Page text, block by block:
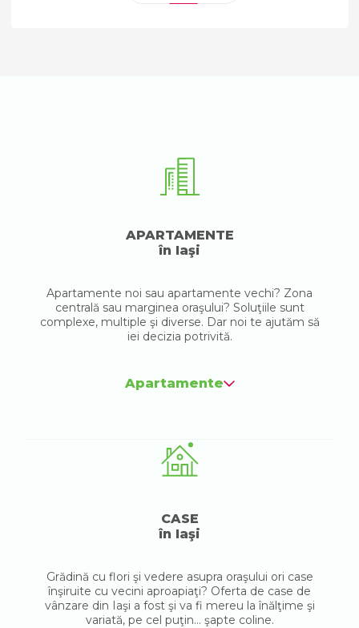
APARTAMENTE
în Iaşi
Apartamente noi sau apartamente vechi? Zona
centrală sau marginea oraşului? Soluţiile sunt
complexe, multiple şi diverse. Dar noi te ajutăm să
iei decizia potrivită.
Apartamente
CASE
în Iaşi
Grădină cu flori şi vedere asupra oraşului ori case
înşiruite cu vecini aproapiaţi? Oferta de case de
vânzare din Iaşi a fost şi va fi mereu la înălţime şi
variată, pe cel puţin... şapte coline.